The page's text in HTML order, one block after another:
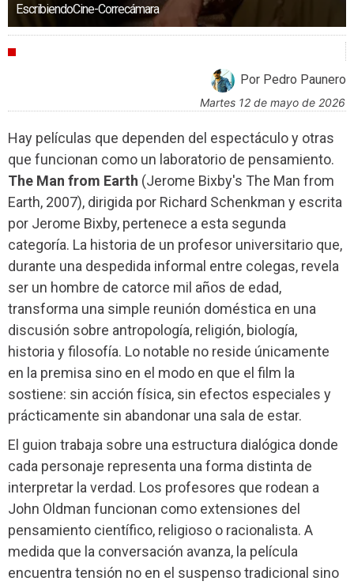
EscribiendoCine-Correcámara
Por Pedro Paunero
martes 12 de mayo de 2026
Hay películas que dependen del espectáculo y otras
que funcionan como un laboratorio de pensamiento.
The Man from Earth (Jerome Bixby's The Man from
Earth, 2007), dirigida por Richard Schenkman y escrita
por Jerome Bixby, pertenece a esta segunda
categoría. La historia de un profesor universitario que,
durante una despedida informal entre colegas, revela
ser un hombre de catorce mil años de edad,
transforma una simple reunión doméstica en una
discusión sobre antropología, religión, biología,
historia y filosofía. Lo notable no reside únicamente
en la premisa sino en el modo en que el film la
sostiene: sin acción física, sin efectos especiales y
prácticamente sin abandonar una sala de estar.
El guion trabaja sobre una estructura dialógica donde
cada personaje representa una forma distinta de
interpretar la verdad. Los profesores que rodean a
John Oldman funcionan como extensiones del
pensamiento científico, religioso o racionalista. A
medida que la conversación avanza, la película
encuentra tensión no en el suspenso tradicional sino